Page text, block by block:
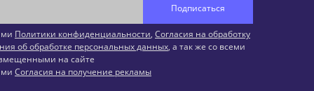
Подписаться
Политики конфиденциальности, Согласия на обработку
об обработке персональных данных, а так же со всеми
на сайте
Согласия на получение рекламы